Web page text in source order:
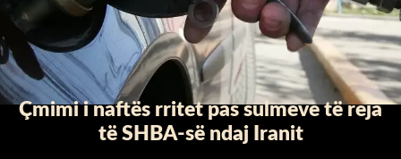
Çmimi i naftës rritet pas sulmeve të reja
të SHBA-së ndaj Iranit